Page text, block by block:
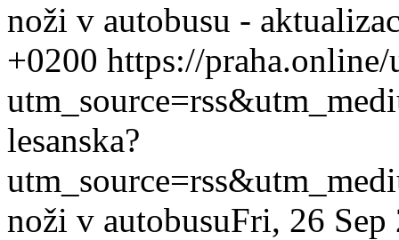
noži v autobusu -
+0200 https://praha.online/
lesanska?
noži v autobusuFri, 26 Sep